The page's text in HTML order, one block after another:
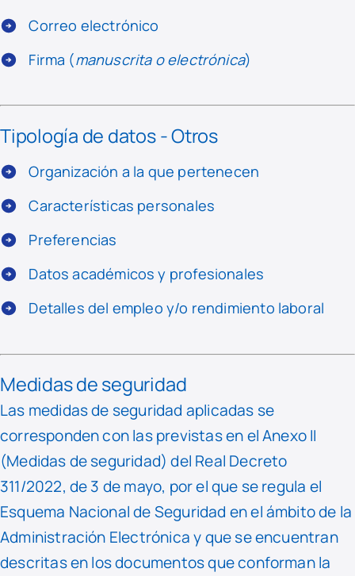
Correo electrónico
Firma (manuscrita o electrónica)
Tipología de datos - Otros
Organización a la que pertenecen
Características personales
Preferencias
Datos académicos y profesionales
Detalles del empleo y/o rendimiento laboral
Medidas de seguridad
Las medidas de seguridad aplicadas se
corresponden con las previstas en el Anexo II
(Medidas de seguridad) del Real Decreto
311/2022, de 3 de mayo, por el que se regula el
Esquema Nacional de Seguridad en el ámbito de la
Administración Electrónica y que se encuentran
descritas en los documentos que conforman la